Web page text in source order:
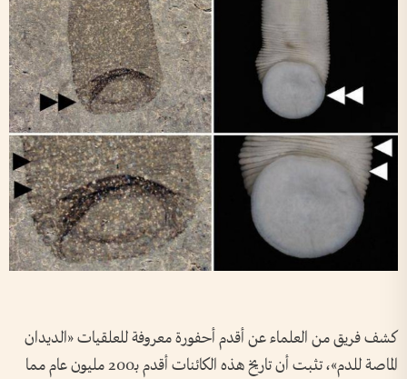
كشف فريق من العلماء عن أقدم أحفورة معروفة للعلقيات «الديدان
الماصة للدم»، تثبت أن تاريخ هذه الكائنات أقدم بـ200 مليون عام مما